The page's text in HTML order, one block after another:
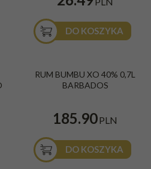
DO KOSZYKA
RUM BUMBU XO 40% 0,7L
BARBADOS
185.90PLN
DO KOSZYKA